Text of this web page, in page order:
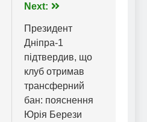
Next:
Президент
Дніпра-1
підтвердив, що
клуб отримав
трансферний
бан: пояснення
Юрія Берези